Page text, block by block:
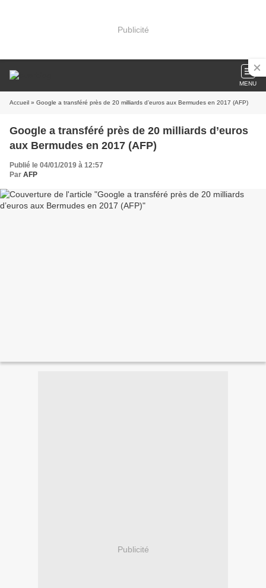
Publicité
MENU
Accueil » Google a transféré près de 20 milliards d’euros aux Bermudes en 2017 (AFP)
Google a transféré près de 20 milliards d’euros
aux Bermudes en 2017 (AFP)
Publié le 04/01/2019 à 12:57
Par AFP
Publicité